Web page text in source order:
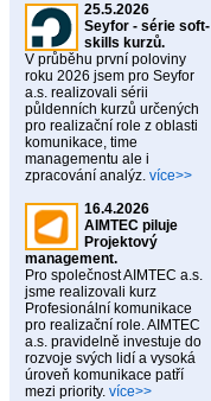
25.5.2026
Seyfor - série soft-
skills kurzů.
V průběhu první poloviny
roku 2026 jsem pro Seyfor
a.s. realizovali sérii
půldenních kurzů určených
pro realizační role z oblasti
komunikace, time
managementu ale i
zpracování analýz. více>>
16.4.2026
AIMTEC piluje
Projektový
management.
Pro společnost AIMTEC a.s.
jsme realizovali kurz
Profesionální komunikace
pro realizační role. AIMTEC
a.s. pravidelně investuje do
rozvoje svých lidí a vysoká
úroveň komunikace patří
mezi priority. více>>